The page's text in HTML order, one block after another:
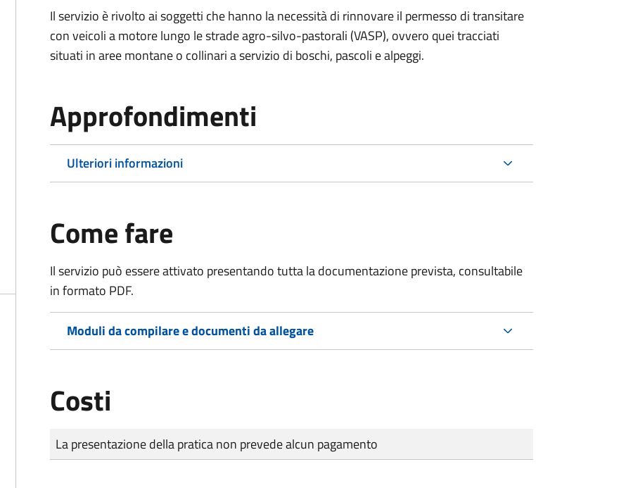
Il servizio è rivolto ai soggetti che hanno la necessità di rinnovare il permesso di transitare
con veicoli a motore lungo le strade agro-silvo-pastorali (VASP), ovvero quei tracciati
situati in aree montane o collinari a servizio di boschi, pascoli e alpeggi.
Approfondimenti
Ulteriori informazioni
Come fare
Il servizio può essere attivato presentando tutta la documentazione prevista, consultabile
in formato PDF.
Moduli da compilare e documenti da allegare
Costi
Tipo di pagamento
Importo
La presentazione della pratica non prevede alcun pagamento